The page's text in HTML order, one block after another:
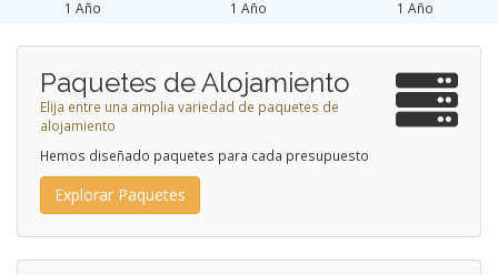
1 Año 1 Año 1 Año
Paquetes de Alojamiento
Elija entre una amplia variedad de paquetes de
alojamiento
Hemos diseñado paquetes para cada presupuesto
Explorar Paquetes